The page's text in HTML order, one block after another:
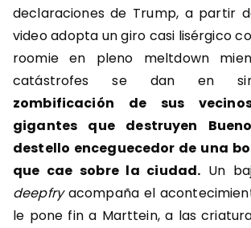
declaraciones de Trump, a partir
video adopta un giro casi lisérgico
roomie en pleno meltdown
catástrofes se dan en
zombificación de sus
gigantes que destruyen
destello enceguecedor de una
que cae sobre la ciudad. Un
deepfryacompaña el
le pone fin a Marttein, a las